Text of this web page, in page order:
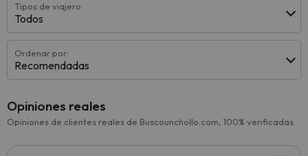
Tipos de viajero
Todos
Ordenar por:
Recomendadas
Opiniones reales
Opiniones de clientes reales de Buscounchollo.com, 100% verificadas.